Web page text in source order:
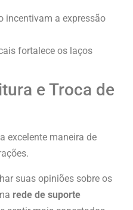
incentivam a expressão
fortalece os laços
e Troca de
excelente maneira de
suas opiniões sobre os
rede de suporte